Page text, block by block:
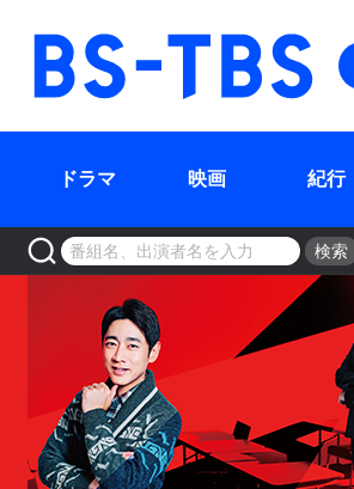
BS-TBS
ドラマ 映画 紀行
検索